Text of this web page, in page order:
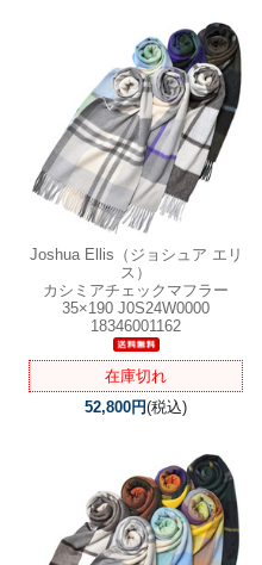
Joshua Ellis（ジョシュア エリ
ス）
カシミアチェックマフラー
35×190 J0S24W0000
18346001162
在庫切れ
52,800円(税込)